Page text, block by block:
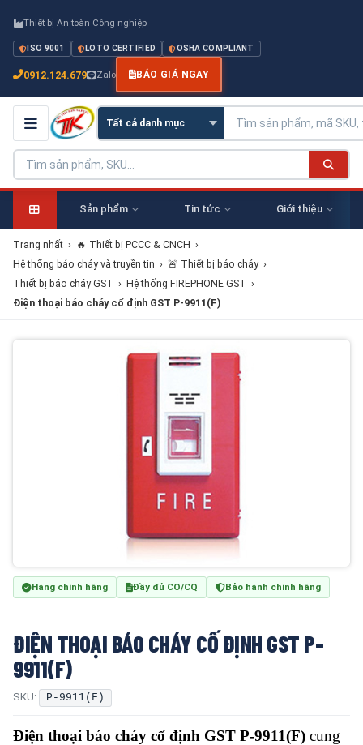
Thiết bị An toàn Công nghiệp
ISO 9001 LOTO CERTIFIED OSHA COMPLIANT
0912.124.679 Zalo BÁO GIÁ NGAY
Sản phẩm Tin tức Giới thiệu
Trang nhất › 🔥 Thiết bị PCCC & CNCH ›
Hệ thống báo cháy và truyền tin › 🚨 Thiết bị báo cháy ›
Thiết bị báo cháy GST › Hệ thống FIREPHONE GST ›
Điện thoại báo cháy cố định GST P-9911(F)
Hàng chính hãng Đầy đủ CO/CQ Bảo hành chính hãng
ĐIỆN THOẠI BÁO CHÁY CỐ ĐỊNH GST P-
9911(F)
SKU: P-9911(F)
Điện thoại báo cháy cố định GST P-9911(F) cung